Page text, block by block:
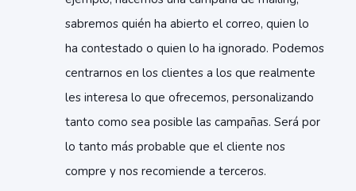
sabremos quién ha abierto el correo, quien lo
ha contestado o quien lo ha ignorado. Podemos
centrarnos en los clientes a los que realmente
les interesa lo que ofrecemos, personalizando
tanto como sea posible las campañas. Será por
lo tanto más probable que el cliente nos
compre y nos recomiende a terceros.